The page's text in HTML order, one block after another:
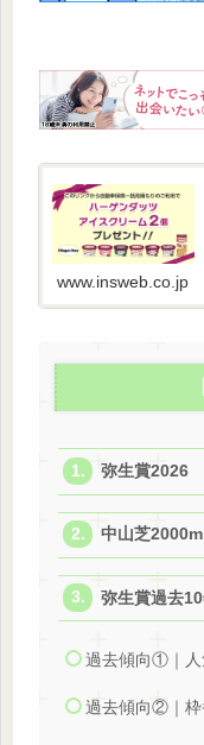
www.insweb.co.jp
弥生賞2026
中山芝
弥生賞過去
過去傾向①｜人
過去傾向②｜枠